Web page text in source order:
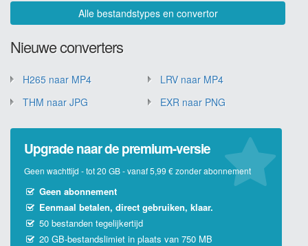
Alle bestandstypes en convertor
Nieuwe converters
H265 naar MP4
LRV naar MP4
THM naar JPG
EXR naar PNG
Upgrade naar de premium-versie
Geen wachttijd - tot 20 GB - vanaf 5,99 € zonder abonnement
Geen abonnement
Eenmaal betalen, direct gebruiken, klaar.
50 bestanden tegelijkertijd
20 GB-bestandslimiet in plaats van 750 MB